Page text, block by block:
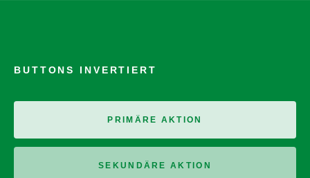
BUTTONS INVERTIERT
PRIMÄRE AKTION
SEKUNDÄRE AKTION